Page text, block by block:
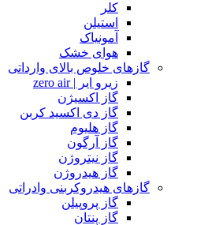
کلر
استیلن
آمونیاک
هوای خشک
گازهای خلوص بالای وارداتی
زیرو ایر | zero air
گاز اکسیژن
گاز دی اکسید کربن
گاز هلیوم
گاز آرگون
گاز نیتروژن
گاز هیدروژن
گازهای هیدروکربنی وادراتی
گاز پروپیلن
گاز پنتان